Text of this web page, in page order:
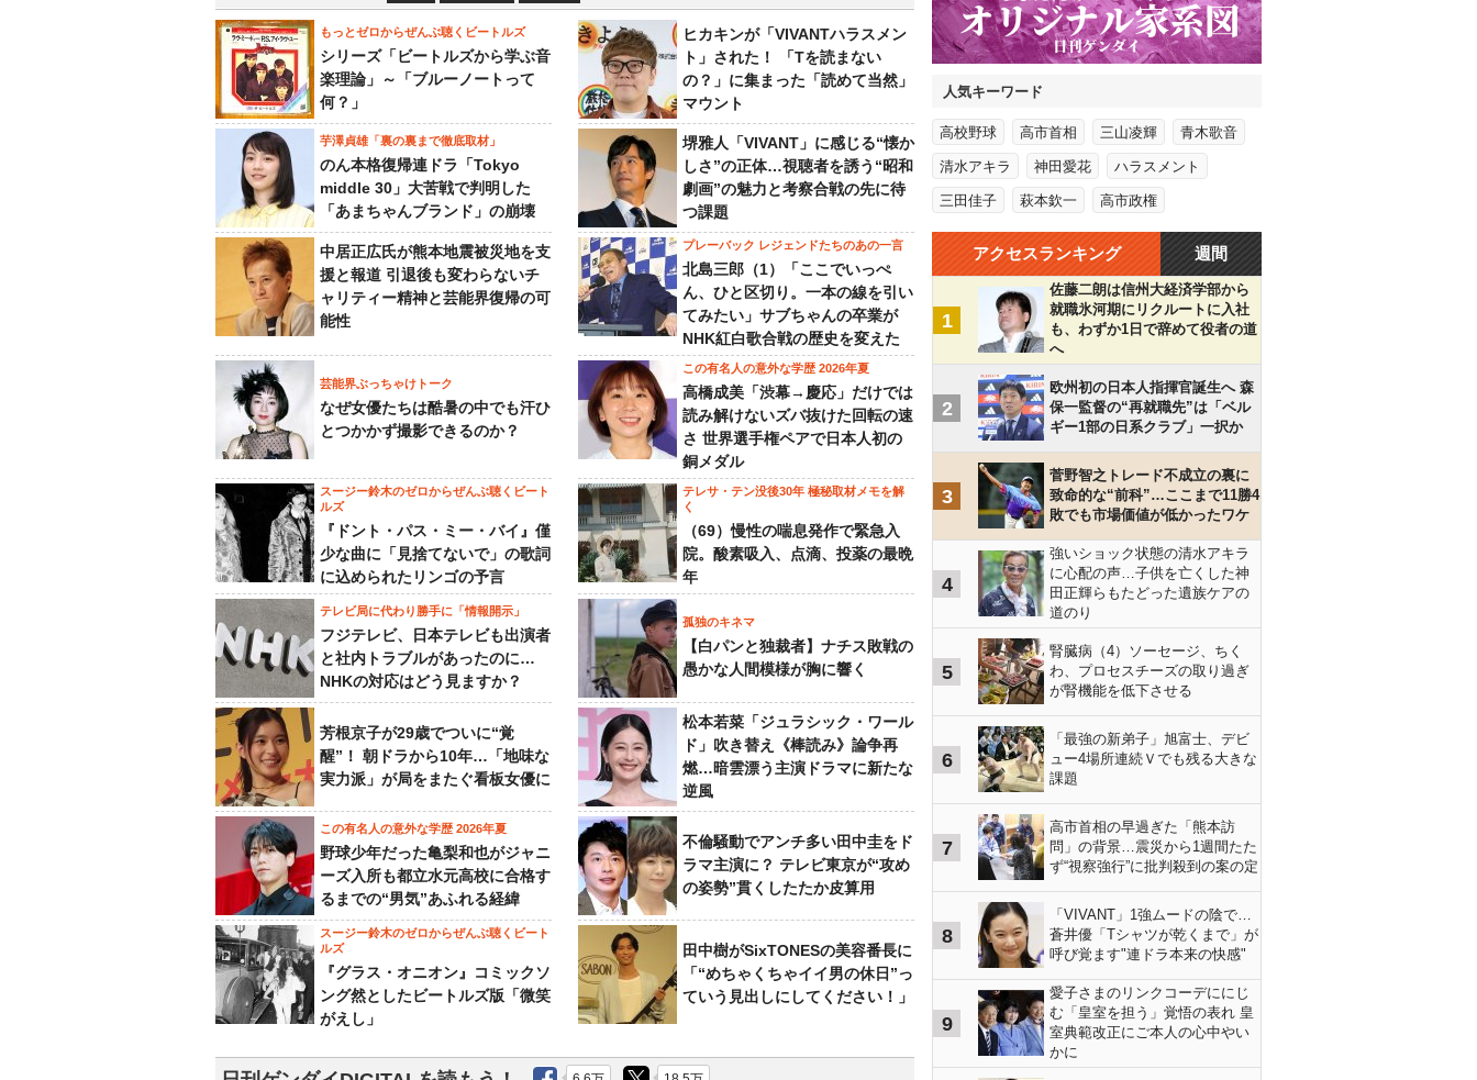
もっとゼロからぜんぶ聴くビートルズ
シリーズ「ビートルズから学ぶ音
楽理論」～「ブルーノートって
何？」
ヒカキンが「VIVANTハラスメン
ト」された！ 「Tを読まない
の？」に集まった「読めて当然」
マウント
芋澤貞雄「裏の裏まで徹底取材」
のん本格復帰連ドラ「Tokyo
middle 30」大苦戦で判明した
「あまちゃんブランド」の崩壊
堺雅人「VIVANT」に感じる“懐か
しさ”の正体…視聴者を誘う“昭和
劇画”の魅力と考察合戦の先に待
つ課題
中居正広氏が熊本地震被災地を支
援と報道 引退後も変わらないチ
ャリティー精神と芸能界復帰の可
能性
プレーバック レジェンドたちのあの一言
北島三郎（1）「ここでいっぺ
ん、ひと区切り。一本の線を引い
てみたい」サブちゃんの卒業が
NHK紅白歌合戦の歴史を変えた
芸能界ぶっちゃけトーク
なぜ女優たちは酷暑の中でも汗ひ
とつかかず撮影できるのか？
この有名人の意外な学歴 2026年夏
高橋成美「渋幕→慶応」だけでは
読み解けないズバ抜けた回転の速
さ 世界選手権ペアで日本人初の
銅メダル
スージー鈴木のゼロからぜんぶ聴くビート
ルズ
『ドント・パス・ミー・バイ』僅
少な曲に「見捨てないで」の歌詞
に込められたリンゴの予言
テレサ・テン没後30年 極秘取材メモを解
く
（69）慢性の喘息発作で緊急入
院。酸素吸入、点滴、投薬の最晩
年
テレビ局に代わり勝手に「情報開示」
フジテレビ、日本テレビも出演者
と社内トラブルがあったのに…
NHKの対応はどう見ますか？
孤独のキネマ
【白パンと独裁者】ナチス敗戦の
愚かな人間模様が胸に響く
芳根京子が29歳でついに“覚
醒”！ 朝ドラから10年…「地味な
実力派」が局をまたぐ看板女優に
松本若菜「ジュラシック・ワール
ド」吹き替え《棒読み》論争再
燃…暗雲漂う主演ドラマに新たな
逆風
この有名人の意外な学歴 2026年夏
野球少年だった亀梨和也がジャニ
ーズ入所も都立水元高校に合格す
るまでの“男気”あふれる経緯
不倫騒動でアンチ多い田中圭をド
ラマ主演に？ テレビ東京が“攻め
の姿勢”貫くしたたか皮算用
スージー鈴木のゼロからぜんぶ聴くビート
ルズ
『グラス・オニオン』コミックソ
ング然としたビートルズ版「微笑
がえし」
田中樹がSixTONESの美容番長に
「“めちゃくちゃイイ男の休日”っ
ていう見出しにしてください！」
人気キーワード
高校野球 高市首相 三山凌輝 青木歌音
清水アキラ 神田愛花 ハラスメント
三田佳子 萩本欽一 高市政権
アクセスランキング 週間
1
佐藤二朗は信州大経済学部から
就職氷河期にリクルートに入社
も、わずか1日で辞めて役者の道
へ
2
欧州初の日本人指揮官誕生へ 森
保一監督の“再就職先”は「ベル
ギー1部の日系クラブ」一択か
3
菅野智之トレード不成立の裏に
致命的な“前科”…ここまで11勝4
敗でも市場価値が低かったワケ
4
強いショック状態の清水アキラ
に心配の声…子供を亡くした神
田正輝らもたどった遺族ケアの
道のり
5
腎臓病（4）ソーセージ、ちく
わ、プロセスチーズの取り過ぎ
が腎機能を低下させる
6
「最強の新弟子」旭富士、デビ
ュー4場所連続Ｖでも残る大きな
課題
7
高市首相の早過ぎた「熊本訪
問」の背景…震災から1週間たた
ず“視察強行”に批判殺到の案の定
8
「VIVANT」1強ムードの陰で…
蒼井優「Tシャツが乾くまで」が
呼び覚ます"連ドラ本来の快感"
9
愛子さまのリンクコーデににじ
む「皇室を担う」覚悟の表れ 皇
室典範改正にご本人の心中やい
かに